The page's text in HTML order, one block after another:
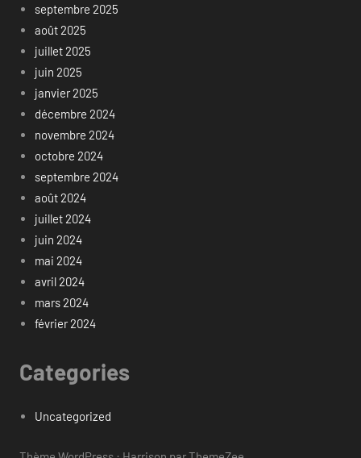
septembre 2025
août 2025
juillet 2025
juin 2025
janvier 2025
décembre 2024
novembre 2024
octobre 2024
septembre 2024
août 2024
juillet 2024
juin 2024
mai 2024
avril 2024
mars 2024
février 2024
Categories
Uncategorized